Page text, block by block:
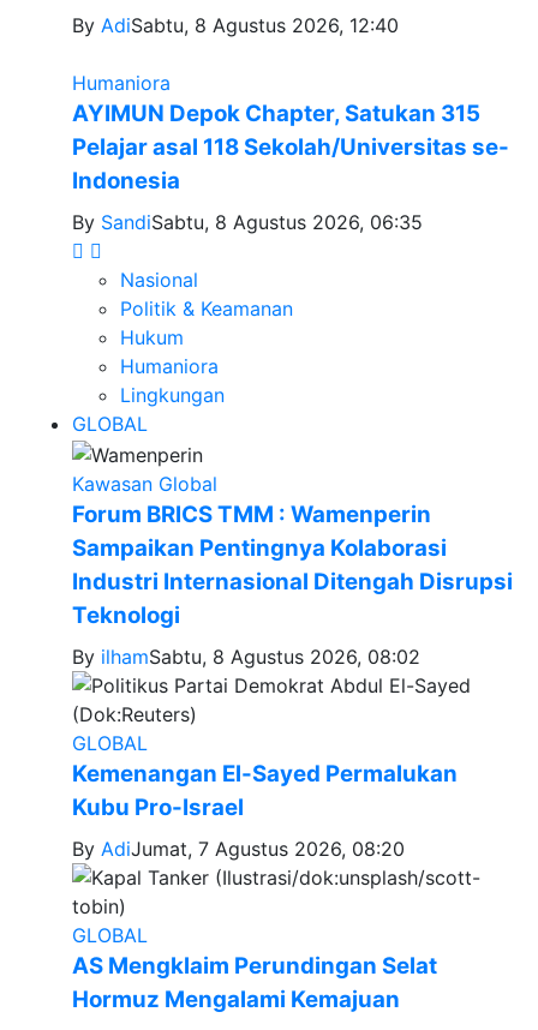
By AdiSabtu, 8 Agustus 2026, 12:40
Humaniora
AYIMUN Depok Chapter, Satukan 315
Pelajar asal 118 Sekolah/Universitas se-
Indonesia
By SandiSabtu, 8 Agustus 2026, 06:35
Nasional
Politik & Keamanan
Hukum
Humaniora
Lingkungan
GLOBAL
Kawasan Global
Forum BRICS TMM : Wamenperin
Sampaikan Pentingnya Kolaborasi
Industri Internasional Ditengah Disrupsi
Teknologi
By ilhamSabtu, 8 Agustus 2026, 08:02
GLOBAL
Kemenangan El-Sayed Permalukan
Kubu Pro-Israel
By AdiJumat, 7 Agustus 2026, 08:20
GLOBAL
AS Mengklaim Perundingan Selat
Hormuz Mengalami Kemajuan